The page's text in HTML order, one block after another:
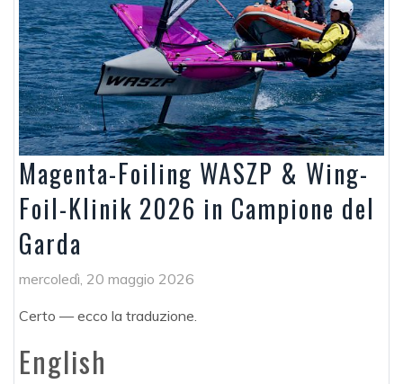
Magenta-Foiling WASZP & Wing-
Foil-Klinik 2026 in Campione del
Garda
mercoledì, 20 maggio 2026
Certo — ecco la traduzione.
English